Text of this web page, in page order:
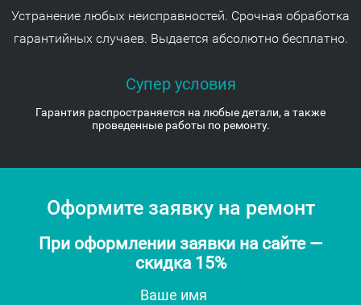
Устранение любых неисправностей. Срочная обработка
гарантийных случаев. Выдается абсолютно бесплатно.
Супер условия
Гарантия распространяется на любые детали, а также
проведенные работы по ремонту.
Оформите заявку на ремонт
При оформлении заявки на сайте —
скидка 15%
Ваше имя